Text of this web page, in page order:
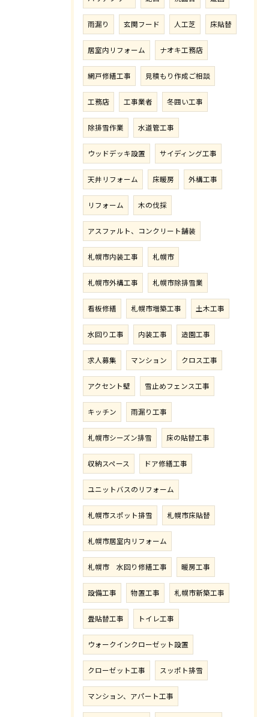
雨漏り 玄関フード 人工芝 床貼替
居室内リフォーム ナオキ工務店
網戸修繕工事 見積もり作成ご相談
工務店 工事業者 冬囲い工事
除排雪作業 水道管工事
ウッドデッキ設置 サイディング工事
天井リフォーム 床暖房 外構工事
リフォーム 木の伐採
アスファルト、コンクリート舗装
札幌市内装工事 札幌市
札幌市外構工事 札幌市除排雪業
看板修繕 札幌市増築工事 土木工事
水回り工事 内装工事 造園工事
求人募集 マンション クロス工事
アクセント壁 雪止めフェンス工事
キッチン 雨漏り工事
札幌市シーズン排雪 床の貼替工事
収納スペース ドア修繕工事
ユニットバスのリフォーム
札幌市スポット排雪 札幌市床貼替
札幌市居室内リフォーム
札幌市 水回り修繕工事 暖房工事
設備工事 物置工事 札幌市新築工事
畳貼替工事 トイレ工事
ウォークインクローゼット設置
クローゼット工事 スッポト排雪
マンション、アパート工事